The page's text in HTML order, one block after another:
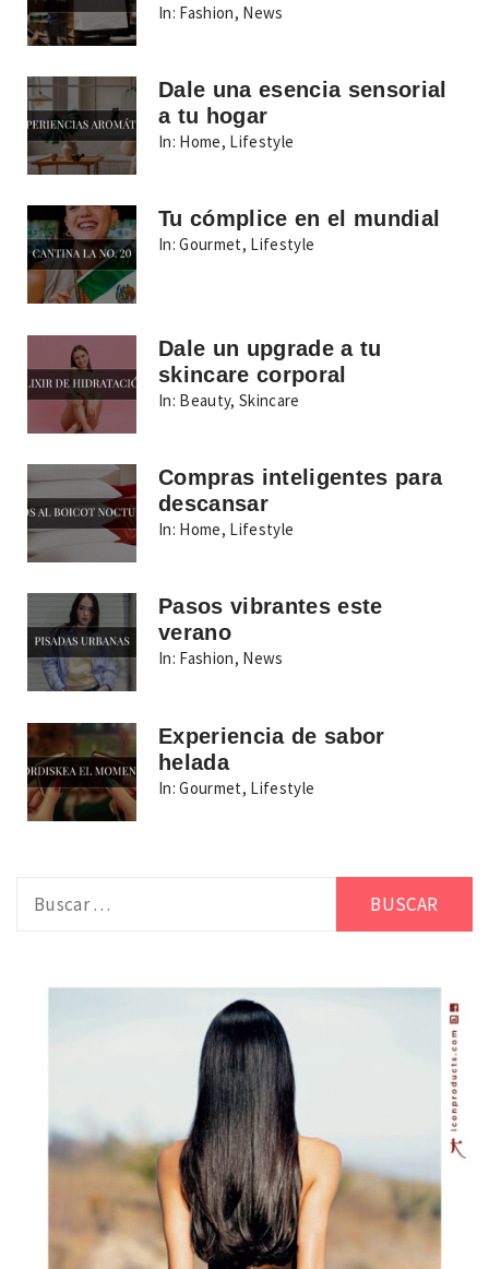
In: Fashion, News
Dale una esencia sensorial
a tu hogar
In: Home, Lifestyle
Tu cómplice en el mundial
In: Gourmet, Lifestyle
Dale un upgrade a tu
skincare corporal
In: Beauty,Skincare
Compras inteligentes para
descansar
In: Home, Lifestyle
Pasos vibrantes este
verano
In: Fashion, News
Experiencia de sabor
helada
In: Gourmet, Lifestyle